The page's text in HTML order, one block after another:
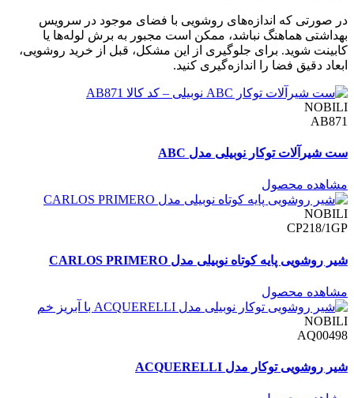
در صورتی که اندازه‌های روشویی با فضای موجود در سرویس
بهداشتی هماهنگ نباشد، ممکن است مجبور به برش لوله‌ها یا
کابینت شوید. برای جلوگیری از این مشکل، قبل از خرید روشویی،
ابعاد دقیق فضا را اندازه‌گیری کنید.
NOBILI
AB871
ست شیرآلات توکار نوبیلی مدل ABC
مشاهده محصول
NOBILI
CP218/1GP
شیر روشویی پایه کوتاه نوبیلی مدل CARLOS PRIMERO
مشاهده محصول
NOBILI
AQ00498
شیر روشویی توکار مدل ACQUERELLI